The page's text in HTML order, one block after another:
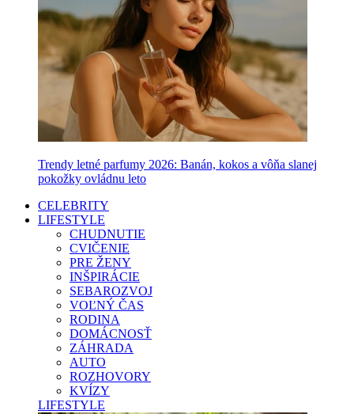
Trendy letné parfumy 2026: Banán, kokos a vôňa slanej
pokožky ovládnu leto
CELEBRITY
LIFESTYLE
CHUDNUTIE
CVIČENIE
PRE ŽENY
INŠPIRÁCIE
SEBAROZVOJ
VOĽNÝ ČAS
RODINA
DOMÁCNOSŤ
ZÁHRADA
AUTO
ROZHOVORY
KVÍZY
LIFESTYLE